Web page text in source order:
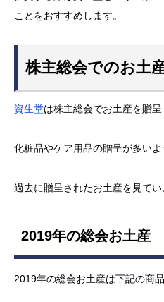
ことをおすすめします。
株主総会でのお土
資生堂は株主総会でお土産を贈呈
化粧品やケア用品の贈呈が多いよ
過去に贈呈されたお土産を見てい
2019年の総会お土産
2019年の総会お土産は下記の商